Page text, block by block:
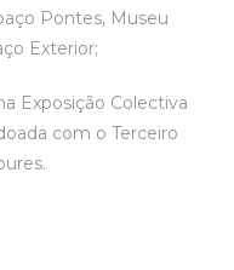
Pontes, Museu
Exterior;
Exposição Colectiva
com o Terceiro